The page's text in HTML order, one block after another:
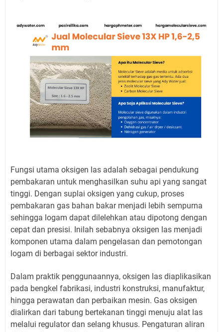
Fungsi utama oksigen las adalah sebagai pendukung
pembakaran untuk menghasilkan suhu api yang sangat
tinggi. Dengan suplai oksigen yang cukup, proses
pembakaran gas bahan bakar menjadi lebih sempurna
sehingga logam dapat dilelehkan atau dipotong dengan
cepat dan presisi. Inilah sebabnya oksigen las menjadi
komponen utama dalam pengelasan dan pemotongan
logam di berbagai sektor industri.
Dalam praktik penggunaannya, oksigen las diaplikasikan
pada bengkel fabrikasi, industri konstruksi, manufaktur,
hingga perawatan dan perbaikan mesin. Gas oksigen
dialirkan dari tabung bertekanan tinggi menuju alat las
melalui regulator dan selang khusus. Pengaturan aliran